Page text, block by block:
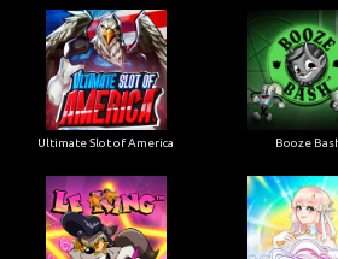
Ultimate Slot of America Booze